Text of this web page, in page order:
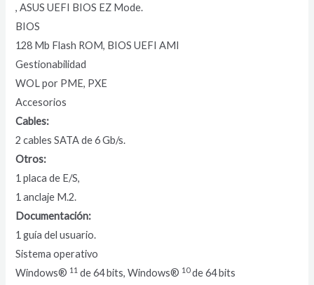
, ASUS UEFI BIOS EZ Mode.
BIOS
128 Mb Flash ROM, BIOS UEFI AMI
Gestionabilidad
WOL por PME, PXE
Accesorios
Cables:
2 cables SATA de 6 Gb/s.
Otros:
1 placa de E/S,
1 anclaje M.2.
Documentación:
1 guía del usuario.
Sistema operativo
Windows® 11 de 64 bits, Windows® 10de 64 bits